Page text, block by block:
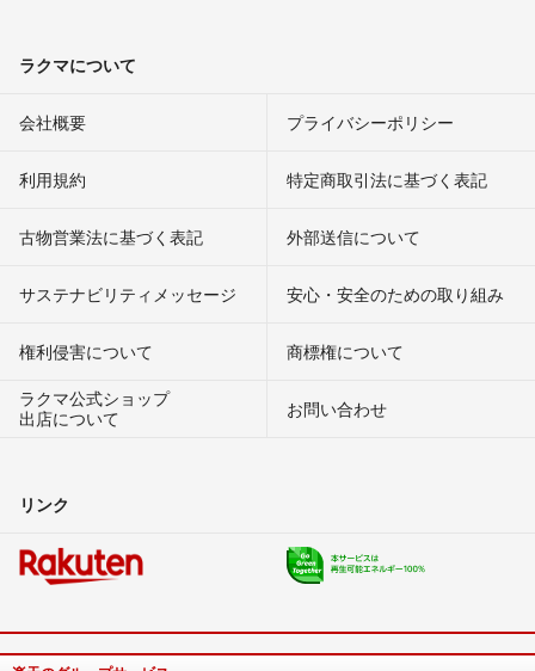
ラクマについて
会社概要 プライバシーポリシー
利用規約 特定商取引法に基づく表記
古物営業法に基づく表記 外部送信について
サステナビリティメッセージ 安心・安全のための取り組み
権利侵害について
商標権について
ラクマ公式ショップ
出店について
お問い合わせ
リンク